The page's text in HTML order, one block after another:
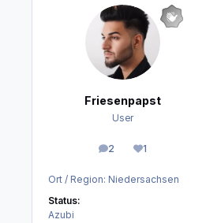
Friesenpapst
User
2
Beiträge1
Reputation
Ort / Region: Niedersachsen
Status:
Azubi